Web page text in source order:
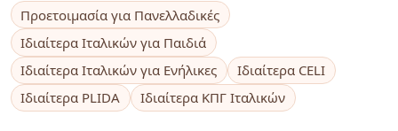
Προετοιμασία για Πανελλαδικές
Ιδιαίτερα Ιταλικών για Παιδιά
Ιδιαίτερα Ιταλικών για Ενήλικες
Ιδιαίτερα CELI
Ιδιαίτερα PLIDA
Ιδιαίτερα ΚΠΓ Ιταλικών